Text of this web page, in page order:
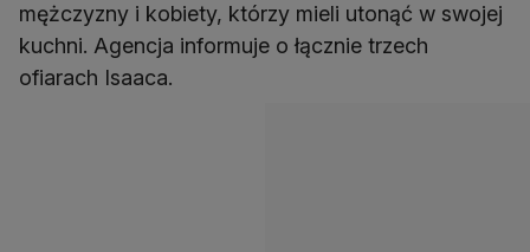
mężczyzny i kobiety, którzy mieli utonąć w swojej
kuchni. Agencja informuje o łącznie trzech
ofiarach Isaaca.